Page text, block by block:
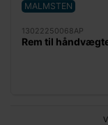
MALMSTEN
13022250068AP
Rem til